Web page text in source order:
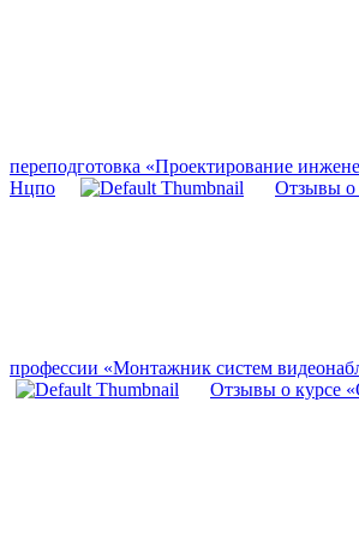
переподготовка «Проектирование
Нцпо
Отзывы о
профессии «Монтажник систем
Отзывы о курсе